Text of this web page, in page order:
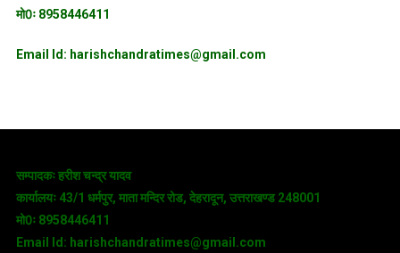
मो0ः 8958446411
Email Id: harishchandratimes@gmail.com
सम्पादकः हरीश चन्द्र यादव
कार्यालयः 43/1 धर्मपुर, माता मन्दिर रोड, देहरादून, उत्तराखण्ड 248001
मो0ः 8958446411
Email Id: harishchandratimes@gmail.com